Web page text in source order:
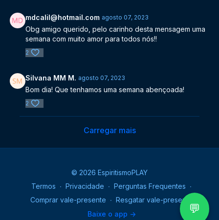
💬
mdcalil@hotmail.com agosto 07, 2023
Obg amigo querido, pelo carinho desta mensagem uma
semana com muito amor para todos nós!!
2
Silvana MM M. agosto 07, 2023
Bom dia! Que tenhamos uma semana abençoada!
2
Carregar mais
© 2026 EspiritismoPLAY
Termos ∙ Privacidade ∙ Perguntas Frequentes ∙
Comprar vale-presente ∙ Resgatar vale-presente
Baixe o app ->